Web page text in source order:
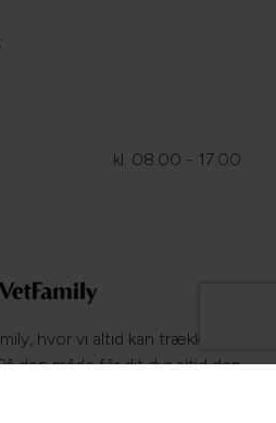
kl. 08.00 - 17.00
hvor vi altid kan trække på
den måde får dit dyr altid den